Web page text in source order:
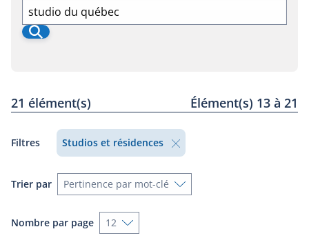
Recherche
Recherche
Rechercher
21 élément(s) Élément(s) 13 à 21
Filtres Studios et résidences
Retirer
le
Trier par
Nombre par page